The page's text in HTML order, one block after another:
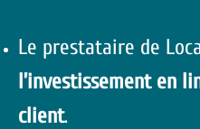
Le prestataire de
l’investissement en
client.